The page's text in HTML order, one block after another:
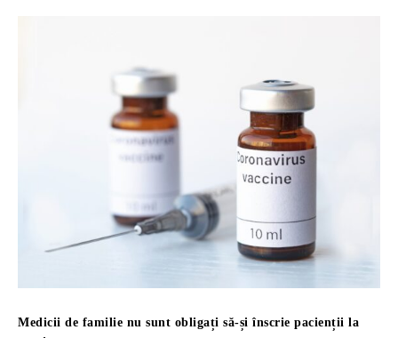
Medicii de familie nu sunt obligați să-și înscrie pacienții la